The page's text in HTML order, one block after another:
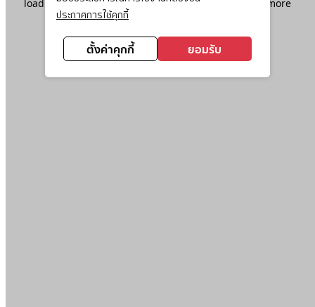
ประกาศการใช้คุกกี้
ตั้งค่าคุกกี้ ยอมรับ
loadingwww.ktc.co.th(see the browser console
for more
information).